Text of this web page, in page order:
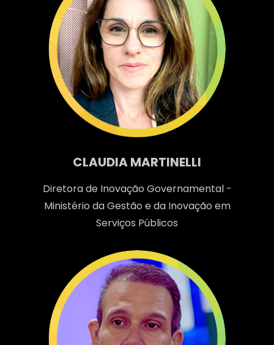
CLAUDIA MARTINELLI
Diretora de Inovação Governamental -
Ministério da Gestão e da Inovação em
Serviços Públicos